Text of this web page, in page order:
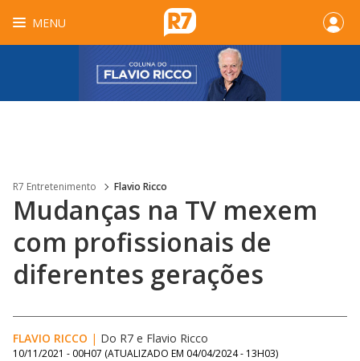
MENU
R7 Entretenimento Flavio Ricco
Mudanças na TV mexem
com profissionais de
diferentes gerações
FLAVIO RICCO | Do R7 e Flavio Ricco
10/11/2021 - 00H07 (ATUALIZADO EM 04/04/2024 - 13H03)